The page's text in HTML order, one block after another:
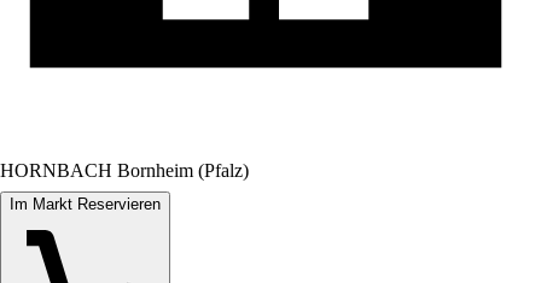
HORNBACH Bornheim (Pfalz)
Im Markt Reservieren